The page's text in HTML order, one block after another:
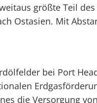
größte Teil des
Ostasien. Mit
bei Port
die Versorgung